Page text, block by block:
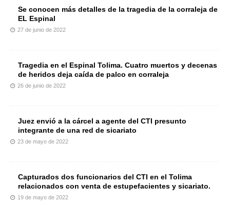
Se conocen más detalles de la tragedia de la corraleja de
EL Espinal
27 de junio de 2022
Tragedia en el Espinal Tolima. Cuatro muertos y decenas
de heridos deja caída de palco en corraleja
26 de junio de 2022
Juez envió a la cárcel a agente del CTI presunto
integrante de una red de sicariato
23 de mayo de 2022
Capturados dos funcionarios del CTI en el Tolima
relacionados con venta de estupefacientes y sicariato.
19 de mayo de 2022